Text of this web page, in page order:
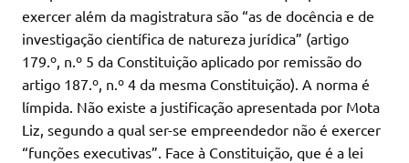
exercer além da magistratura são “as de docência e de
investigação científica de natureza jurídica” (artigo
179.º, n.º 5 da Constituição aplicado por remissão do
artigo 187.º, n.º 4 da mesma Constituição). A norma é
límpida. Não existe a justificação apresentada por Mota
Liz, segundo a qual ser-se empreendedor não é exercer
“funções executivas”. Face à Constituição, que é a lei